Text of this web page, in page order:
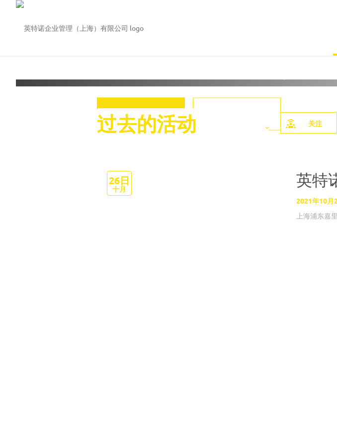
英特诺企业管理（上
查看活动
关注
26日
十月 英特
2021年10月
上海浦东嘉